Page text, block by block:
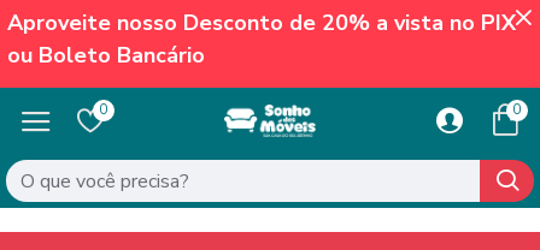
Aproveite nosso Desconto de 20% a vista no PIX
ou Boleto Bancário
0 0